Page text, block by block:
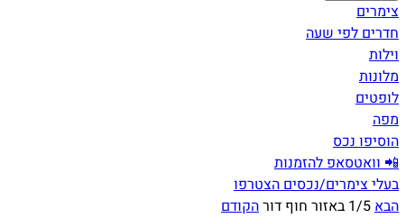
צימרים
חדרים לפי שעה
וילות
מלונות
לופטים
מפה
הוסיפו נכס
📲 וואטסאפ להזמנות
בעלי צימרים/נכסים הצטרפו
הבא1/5 באזור חוף דור הקודם